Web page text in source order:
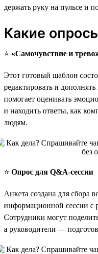
держать руку на пульсе и
Какие
⭐️ «Самочувствие и
Этот готовый шаблон
редактировать и
помогает оценивать
и находить ответы, как
людям.
⭐️ Опрос для Q&A-сессии
Анкета создана для сбора
информационной сессии с
Сотрудники могут
а руководители —